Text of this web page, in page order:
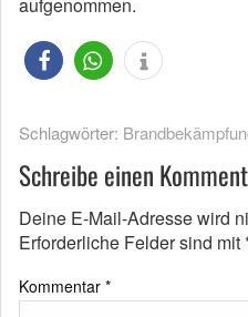
Schlagwörter:
Schreibe einen
Deine E-Mail-Adresse wird
Erforderliche Felder sind mit
Kommentar *